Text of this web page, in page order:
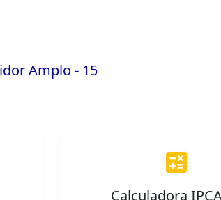
Amplo - 15
calculate
Calculadora